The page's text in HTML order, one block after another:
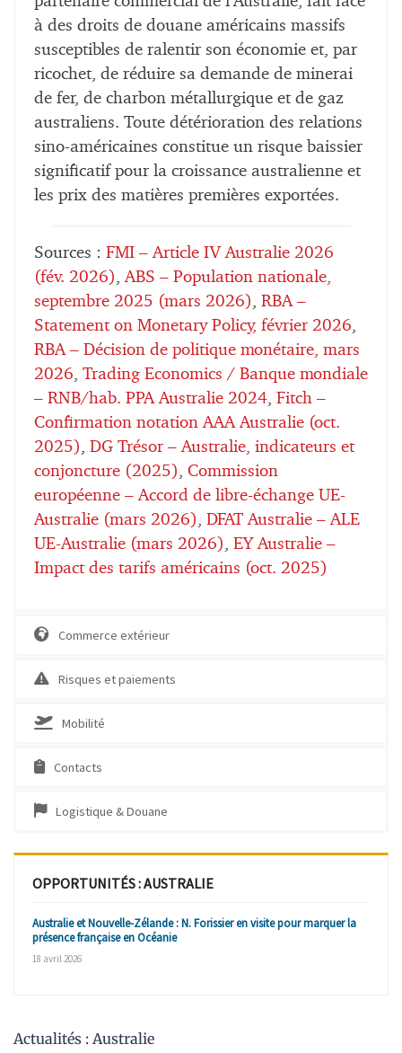
à des droits de douane américains massifs
susceptibles de ralentir son économie et, par
ricochet, de réduire sa demande de minerai
de fer, de charbon métallurgique et de gaz
australiens. Toute détérioration des relations
sino-américaines constitue un risque baissier
significatif pour la croissance australienne et
les prix des matières premières exportées.
Sources : FMI – Article IV Australie 2026
(fév. 2026),ABS – Population nationale,
septembre 2025 (mars 2026), RBA –
Statement on Monetary Policy, février 2026,
RBA – Décision de politique monétaire, mars
2026, Trading Economics / Banque mondiale
– RNB/hab. PPA Australie 2024, Fitch –
Confirmation notation AAA Australie (oct.
2025), DG Trésor – Australie, indicateurs et
conjoncture (2025), Commission
européenne – Accord de libre-échange UE-
Australie (mars 2026), DFAT Australie – ALE
UE-Australie (mars 2026), EY Australie –
Impact des tarifs américains (oct. 2025)
Commerce extérieur
Risques et paiements
Mobilité
Contacts
Logistique & Douane
OPPORTUNITÉS : AUSTRALIE
Australie et Nouvelle-Zélande : N. Forissier en visite pour marquer la
présence française en Océanie
18 avril 2026
Actualités : Australie